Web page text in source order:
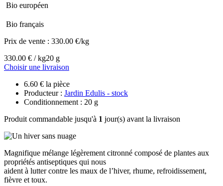
Bio européen
Bio français
Prix de vente : 330.00 €/kg
330.00 € / kg20 g
Choisir une livraison
6.60 € la pièce
Producteur : Jardin Edulis - stock
Conditionnement : 20 g
Produit commandable jusqu'à 1 jour(s) avant la livraison
Magnifique mélange légèrement citronné composé de plantes aux
propriétés antiseptiques qui nous
aident à lutter contre les maux de l’hiver, rhume, refroidissement,
fièvre et toux.